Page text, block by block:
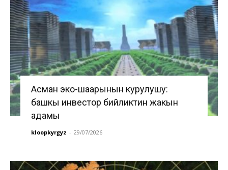
Асман эко-шаарынын курулушу:
башкы инвестор бийликтин жакын
адамы
kloopkyrgyz - 29/07/2026